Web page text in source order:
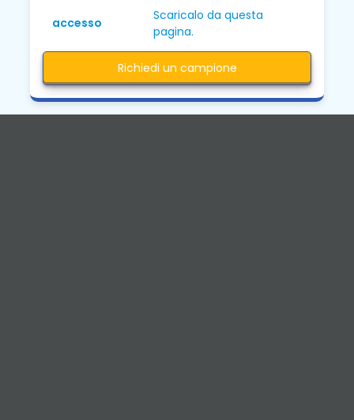
accesso
Scaricalo da questa
pagina.
Richiedi un campione